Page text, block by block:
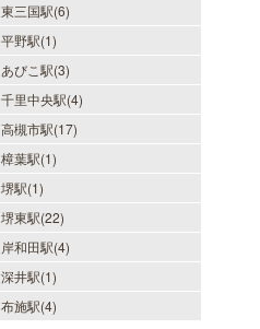
東三国駅(6)
平野駅(1)
あびこ駅(3)
千里中央駅(4)
高槻市駅(17)
樟葉駅(1)
堺駅(1)
堺東駅(22)
岸和田駅(4)
深井駅(1)
布施駅(4)
優しさと気遣いを忘れない…。大人
女性専門サロン♪至福の癒しを、お
約束致します。
当たりSPA 日本橋店
当店では、少しでも多くのお客様に
ご利用して頂く為に無料専用駐車場
お客様に『当たり』と思ってもらえ
る様ルックス、施術レベルを極めた
セラピストがマッサージをご提供致